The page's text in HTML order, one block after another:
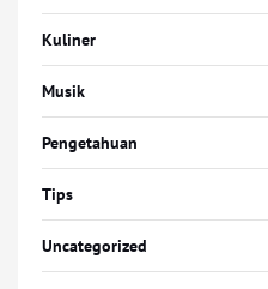
Kuliner
Musik
Pengetahuan
Tips
Uncategorized